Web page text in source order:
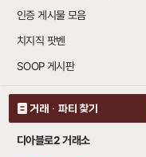
인증 게시물 모음
치지직 팟벤
SOOP 게시판
거래 · 파티 찾기
디아블로2 거래소